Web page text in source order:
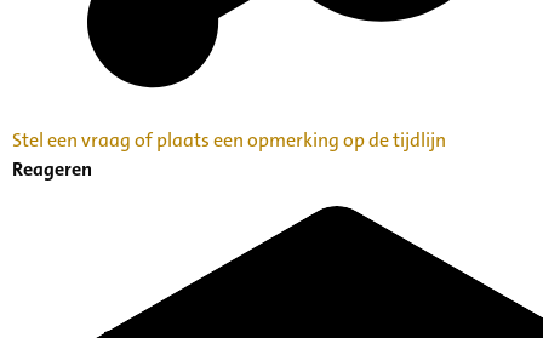
Stel een vraag of plaats een opmerking op de tijdlijn
Reageren